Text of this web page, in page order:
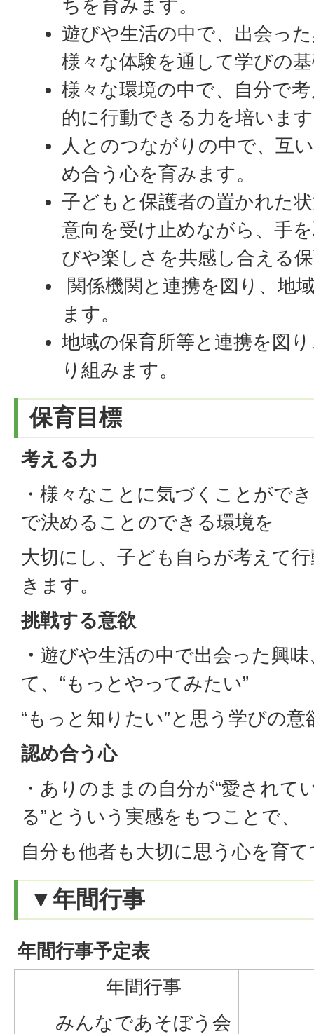
ちを育みます。
遊びや生活の中で、出会っ
様々な体験を通して学びの
様々な環境の中で、自分で
的に行動できる力を培いま
人とのつながりの中で、互
め合う心を育みます。
子どもと保護者の置かれた
意向を受け止めながら、手
びや楽しさを共感し合える
関係機関と連携を図り、地
ます。
地域の保育所等と連携を図
り組みます。
保育目標
考える力
・様々なことに気づくことがで
で決めることのできる環境を
大切にし、子ども自らが考えて
きます。
挑戦する意欲
・ 遊びや生活の中で出会った興
て、“もっとやってみたい”
“もっと知りたい”と思う学びの
認め合う心
・ありのままの自分が“愛されて
る”とういう実感をもつことで、
自分も他者も大切に思う心を育
▼年間行事
年間行事予定表
年間行事
みんなであそぼう会